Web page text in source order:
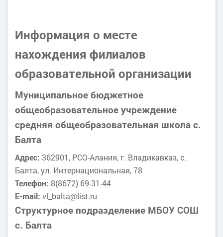
Информация о месте
нахождения филиалов
образовательной организации
Муниципальное бюджетное
общеобразовательное учреждение
средняя общеобразовательная школа с.
Балта
Адрес: 362901, РСО-Алания, г. Владикавказ, с.
Балта, ул. Интернациональная, 78
Телефон: 8(8672) 69-31-44
E-mail: vl_balta@list.ru
Структурное подразделение МБОУ СОШ
с. Балта